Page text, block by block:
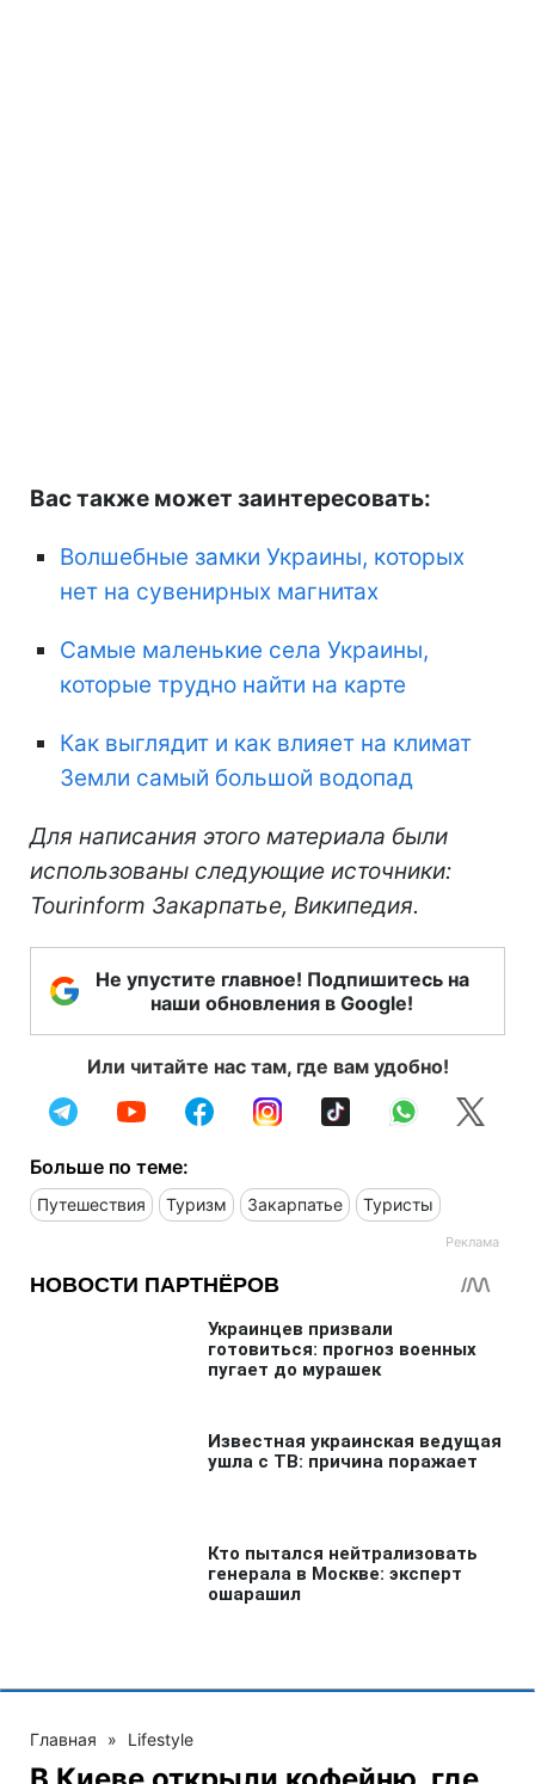
Вас также может заинтересовать:
Волшебные замки Украины, которых
нет на сувенирных магнитах
Самые маленькие села Украины,
которые трудно найти на карте
Как выглядит и как влияет на климат
Земли самый большой водопад
Для написания этого материала были
использованы следующие источники:
Tourinform Закарпатье, Википедия.
Не упустите главное! Подпишитесь на
наши обновления в Google!
Или читайте нас там, где вам удобно!
Больше по теме:
Путешествия Туризм Закарпатье Туристы
Главная » Lifestyle